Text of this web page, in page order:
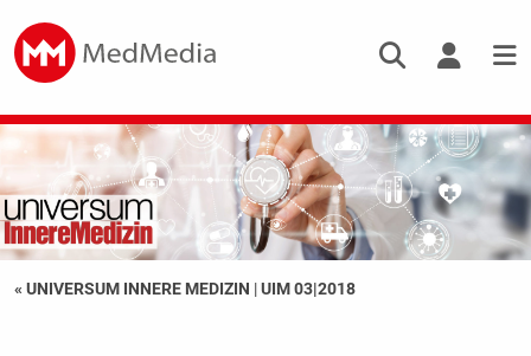
« UNIVERSUM INNERE MEDIZIN |UIM 03|2018